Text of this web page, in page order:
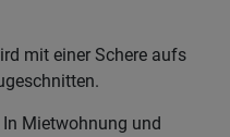
mit einer Schere aufs
In Mietwohnung und